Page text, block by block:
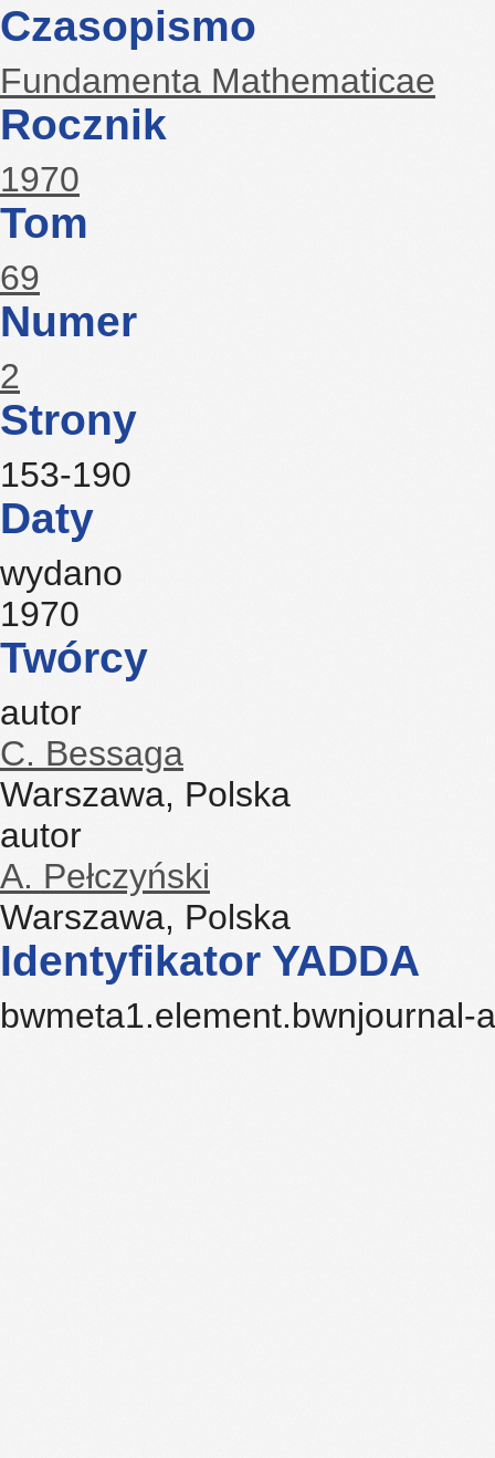
Czasopismo
Fundamenta Mathematicae
Rocznik
1970
Tom
69
Numer
2
Strony
153-190
Daty
wydano
1970
Twórcy
autor
C. Bessaga
Warszawa, Polska
autor
A. Pełczyński
Warszawa, Polska
Identyfikator YADDA
bwmeta1.element.bwnjournal-